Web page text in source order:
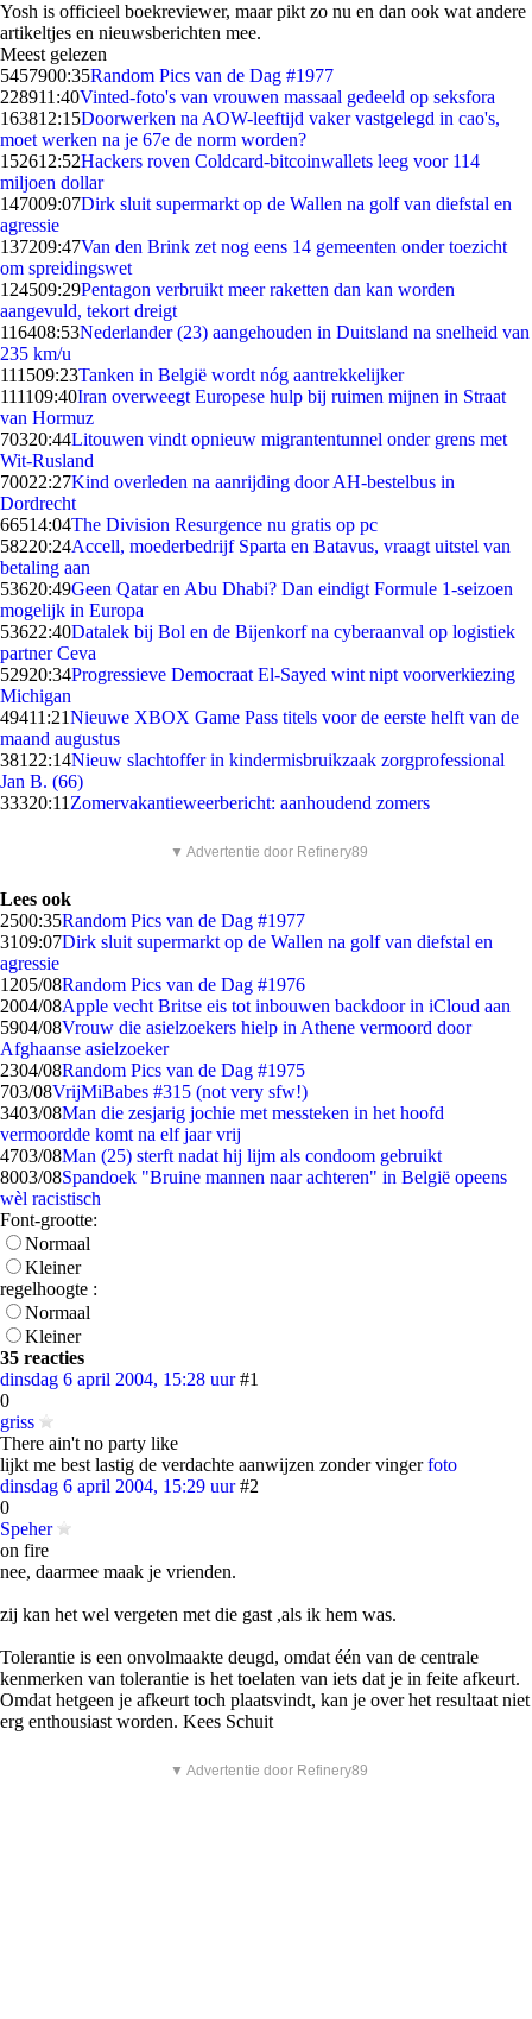
Yosh is officieel boekreviewer, maar pikt zo nu en dan ook wat andere
artikeltjes en nieuwsberichten mee.
Meest gelezen
5457900:35Random Pics van de Dag #1977
228911:40Vinted-foto's van vrouwen massaal gedeeld op seksfora
163812:15Doorwerken na AOW-leeftijd vaker vastgelegd in cao's,
moet werken na je 67e de norm worden?
152612:52Hackers roven Coldcard-bitcoinwallets leeg voor 114
miljoen dollar
147009:07Dirk sluit supermarkt op de Wallen na golf van diefstal en
agressie
137209:47Van den Brink zet nog eens 14 gemeenten onder toezicht
om spreidingswet
124509:29Pentagon verbruikt meer raketten dan kan worden
aangevuld, tekort dreigt
116408:53Nederlander (23) aangehouden in Duitsland na snelheid van
235 km/u
111509:23Tanken in België wordt nóg aantrekkelijker
111109:40Iran overweegt Europese hulp bij ruimen mijnen in Straat
van Hormuz
70320:44Litouwen vindt opnieuw migrantentunnel onder grens met
Wit-Rusland
70022:27Kind overleden na aanrijding door AH-bestelbus in
Dordrecht
66514:04The Division Resurgence nu gratis op pc
58220:24Accell, moederbedrijf Sparta en Batavus, vraagt uitstel van
betaling aan
53620:49Geen Qatar en Abu Dhabi? Dan eindigt Formule 1-seizoen
mogelijk in Europa
53622:40Datalek bij Bol en de Bijenkorf na cyberaanval op logistiek
partner Ceva
52920:34Progressieve Democraat El-Sayed wint nipt voorverkiezing
Michigan
49411:21Nieuwe XBOX Game Pass titels voor de eerste helft van de
maand augustus
381 22:14Nieuw slachtoffer in kindermisbruikzaak zorgprofessional
Jan B. (66)
33320:11 Zomervakantieweerbericht: aanhoudend zomers
▼ Advertentie door Refinery89
Lees ook
2500:35Random Pics van de Dag #1977
3109:07Dirk sluit supermarkt op de Wallen na golf van diefstal en
agressie
1205/08Random Pics van de Dag #1976
2004/08Apple vecht Britse eis tot inbouwen backdoor in iCloud aan
5904/08Vrouw die asielzoekers hielp in Athene vermoord door
Afghaanse asielzoeker
2304/08Random Pics van de Dag #1975
703/08VrijMiBabes #315 (not very sfw!)
3403/08Man die zesjarig jochie met messteken in het hoofd
vermoordde komt na elf jaar vrij
4703/08Man (25) sterft nadat hij lijm als condoom gebruikt
8003/08Spandoek "Bruine mannen naar achteren" in België opeens
wèl racistisch
Font-grootte:
Normaal
Kleiner
regelhoogte :
Normaal
Kleiner
35 reacties
dinsdag 6 april 2004, 15:28 uur #1
0
griss
There ain't no party like
lijkt me best lastig de verdachte aanwijzen zonder vingerfoto
dinsdag 6 april 2004, 15:29 uur #2
0
Speher
on fire
nee, daarmee maak je vrienden.
zij kan het wel vergeten met die gast ,als ik hem was.
Tolerantie is een onvolmaakte deugd, omdat één van de centrale
kenmerken van tolerantie is het toelaten van iets dat je in feite afkeurt.
Omdat hetgeen je afkeurt toch plaatsvindt, kan je over het resultaat niet
erg enthousiast worden. Kees Schuit
▼ Advertentie door Refinery89